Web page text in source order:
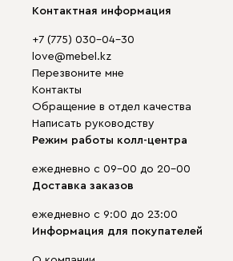
Контактная информация
+7 (775) 030-04-30
love@mebel.kz
Перезвоните мне
Контакты
Обращение в отдел качества
Написать руководству
Режим работы колл-центра
ежедневно с 09-00 до 20-00
Доставка заказов
ежедневно с 9:00 до 23:00
Информация для покупателей